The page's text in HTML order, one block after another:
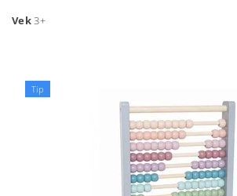
Vek3+
Tip